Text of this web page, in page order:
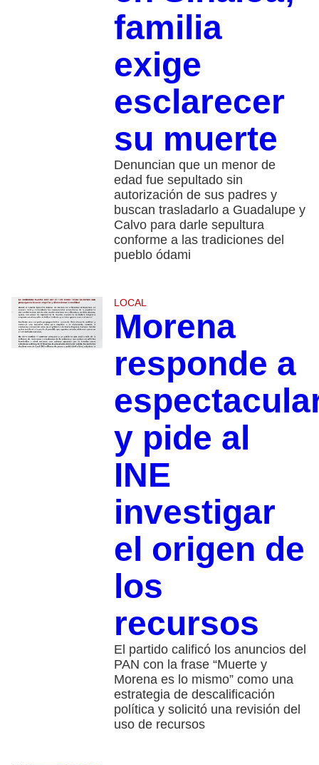
familia
exige
esclarecer
su muerte
Denuncian que un menor de
edad fue sepultado sin
autorización de sus padres y
buscan trasladarlo a Guadalupe y
Calvo para darle sepultura
conforme a las tradiciones del
pueblo ódami
LOCAL
Morena
responde a
y pide al
INE
investigar
el origen de
los
recursos
El partido calificó los anuncios del
PAN con la frase “Muerte y
Morena es lo mismo” como una
estrategia de descalificación
política y solicitó una revisión del
uso de recursos